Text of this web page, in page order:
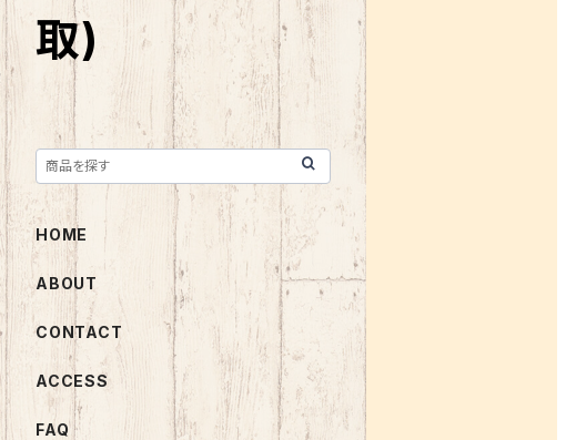
取)
HOME
ABOUT
CONTACT
ACCESS
FAQ